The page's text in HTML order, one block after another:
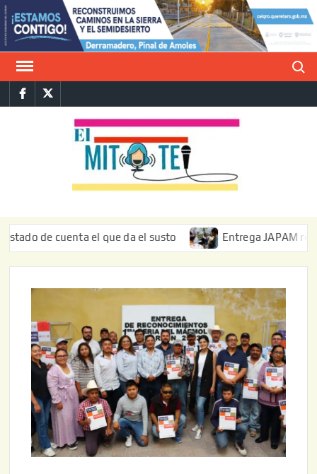
Saltar
al
contenido
FacebookTwitter
cuenta el que da el susto Entrega JAPAM